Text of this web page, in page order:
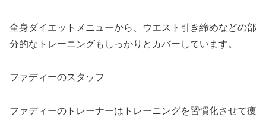
全身ダイエットメニューから、ウエスト引き締めなどの部
分的なトレーニングもしっかりとカバーしています。
ファディーのスタッフ
ファディーのトレーナーはトレーニングを習慣化させて痩